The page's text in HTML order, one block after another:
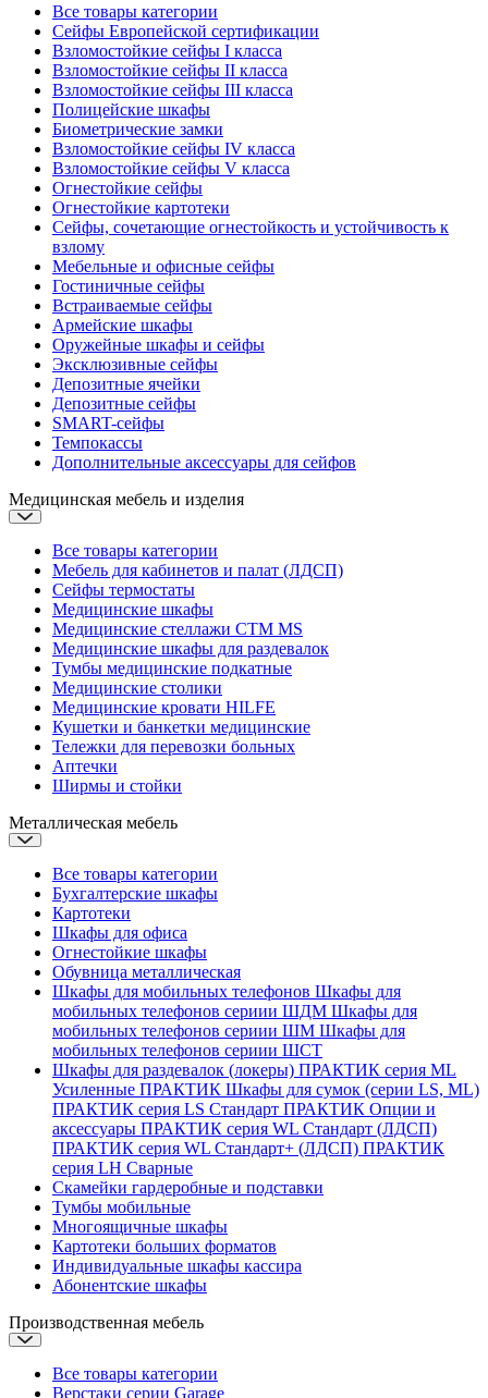
Все товары категории
Сейфы Европейской сертификации
Взломостойкие сейфы I класса
Взломостойкие сейфы II класса
Взломостойкие сейфы III класса
Полицейские шкафы
Биометрические замки
Взломостойкие сейфы IV класса
Взломостойкие сейфы V класса
Огнестойкие сейфы
Огнестойкие картотеки
Сейфы, сочетающие огнестойкость и устойчивость к
взлому
Мебельные и офисные сейфы
Гостиничные сейфы
Встраиваемые сейфы
Армейские шкафы
Оружейные шкафы и сейфы
Эксклюзивные сейфы
Депозитные ячейки
Депозитные сейфы
SMART-сейфы
Темпокассы
Дополнительные аксессуары для сейфов
Медицинская мебель и изделия
Все товары категории
Мебель для кабинетов и палат (ЛДСП)
Сейфы термостаты
Медицинские шкафы
Медицинские стеллажи CTM MS
Медицинские шкафы для раздевалок
Тумбы медицинские подкатные
Медицинские столики
Медицинские кровати HILFE
Кушетки и банкетки медицинские
Тележки для перевозки больных
Аптечки
Ширмы и стойки
Металлическая мебель
Все товары категории
Бухгалтерские шкафы
Картотеки
Шкафы для офиса
Огнестойкие шкафы
Обувница металлическая
Шкафы для мобильных телефонов Шкафы для
мобильных телефонов сериии ШДМ Шкафы для
мобильных телефонов сериии ШМ Шкафы для
мобильных телефонов сериии ШСТ
Шкафы для раздевалок (локеры) ПРАКТИК серия ML
Усиленные ПРАКТИК Шкафы для сумок (серии LS, ML)
ПРАКТИК cерия LS Стандарт ПРАКТИК Опции и
аксессуары ПРАКТИК серия WL Стандарт (ЛДСП)
ПРАКТИК серия WL Стандарт+ (ЛДСП) ПРАКТИК
серия LH Сварные
Скамейки гардеробные и подставки
Тумбы мобильные
Многоящичные шкафы
Картотеки больших форматов
Индивидуальные шкафы кассира
Абонентские шкафы
Производственная мебель
Все товары категории
Верстаки серии Garage